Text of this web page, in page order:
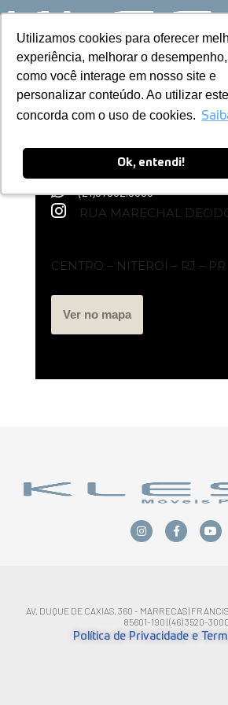
Utilizamos cookies para oferecer
experiência, melhorar o
como você interage em nosso site e
personalizar conteúdo. Ao utilizar
concorda com o uso de cookies.
Ok, entendi!
Utilizamos cookies para oferecer
experiência, melhorar o
como você interage em nosso site e
personalizar conteúdo. Ao utilizar
concorda com o uso de cookies.
Ok, entendi!
Pular
para
o
conteúdo
Loja Exclusiva Kless | Niteroi
(21)97932.8585
RUA MARECHAL
CENTRO – NITEROI – RJ – PR
Ver no mapa
AV. DUQUE DE CAXIAS, 360 - MARRECAS |
85601-190 | (46) 3520-3000
Política de Privacidade e